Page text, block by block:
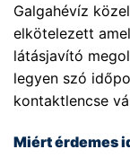
Galgahévíz
elkötelezett
látásjavító
legyen szó
kontaktlencse
Miért érdemes